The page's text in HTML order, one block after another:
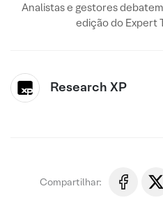
Analistas e gestores
edição do Expert
Research XP
Compartilhar: